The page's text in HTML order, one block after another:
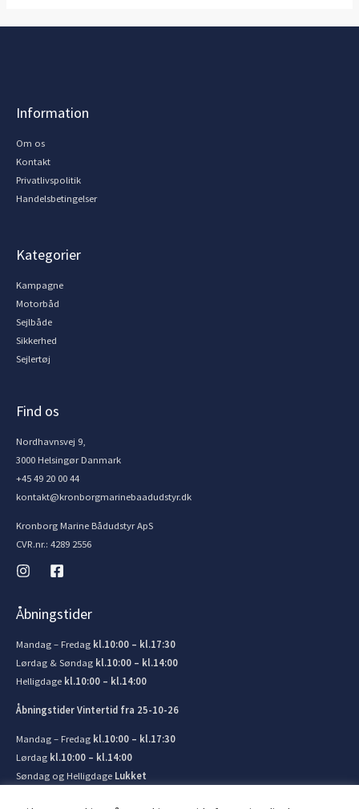
Information
Om os
Kontakt
Privatlivspolitik
Handelsbetingelser
Kategorier
Kampagne
Motorbåd
Sejlbåde
Sikkerhed
Sejlertøj
Find os
Nordhavnsvej 9,
3000 Helsingør Danmark
+45 49 20 00 44
kontakt@kronborgmarinebaadudstyr.dk
Kronborg Marine Bådudstyr ApS
CVR.nr.: 4289 2556
Åbningstider
Mandag – Fredag kl.10:00 – kl.17:30
Lørdag & Søndag kl.10:00 – kl.14:00
Helligdage kl.10:00 – kl.14:00
Åbningstider Vintertid fra 25-10-26
Mandag – Fredag kl.10:00 – kl.17:30
Lørdag kl.10:00 – kl.14:00
Søndag og Helligdage Lukket